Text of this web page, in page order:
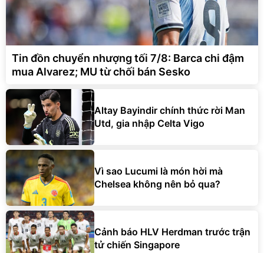
Tin đồn chuyển nhượng tối 7/8: Barca chi đậm
mua Alvarez; MU từ chối bán Sesko
Altay Bayindir chính thức rời Man
Utd, gia nhập Celta Vigo
Vì sao Lucumi là món hời mà
Chelsea không nên bỏ qua?
Cảnh báo HLV Herdman trước trận
tử chiến Singapore